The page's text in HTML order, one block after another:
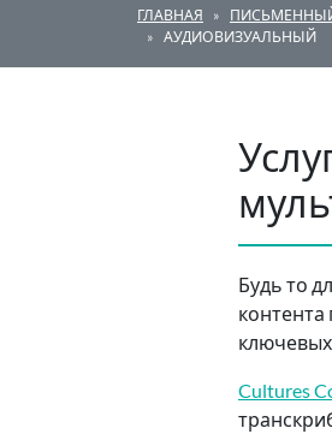
ГЛАВНАЯ
АУДИОВИЗУАЛЬНЫЙ
Будь то
Cultures